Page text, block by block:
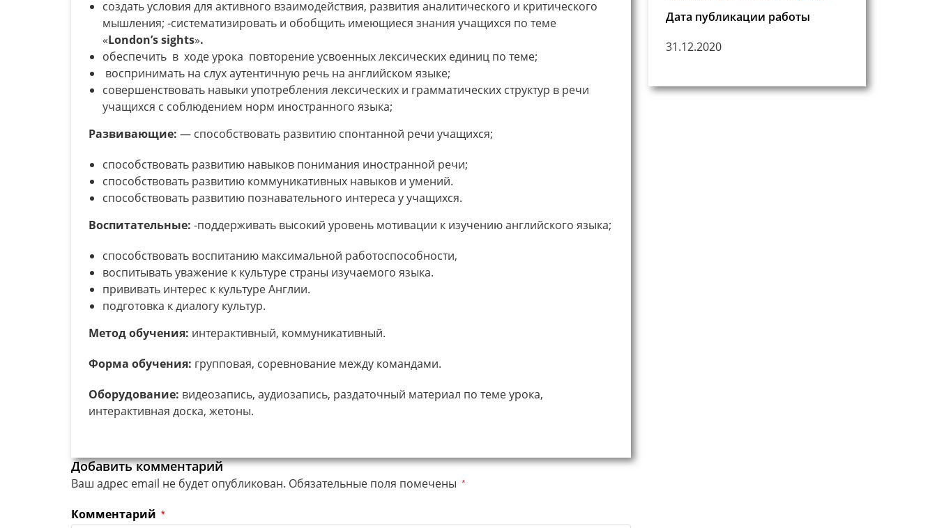
создать условия для активного взаимодействия, развития аналитического и критического
мышления; -систематизировать и обобщить имеющиеся знания учащихся по теме
«London’ssights».
обеспечить в ходе урока повторение усвоенных лексических единиц по теме;
воспринимать на слух аутентичную речь на английском языке;
совершенствовать навыки употребления лексических и грамматических структур в речи
учащихся с соблюдением норм иностранного языка;
Развивающие: — способствовать развитию спонтанной речи учащихся;
способствовать развитию навыков понимания иностранной речи;
способствовать развитию коммуникативных навыков и умений.
способствовать развитию познавательного интереса у учащихся.
Воспитательные: -поддерживать высокий уровень мотивации к изучению английского языка;
способствовать воспитанию максимальной работоспособности,
воспитывать уважение к культуре страны изучаемого языка.
прививать интерес к культуре Англии.
подготовка к диалогу культур.
Метод обучения: интерактивный, коммуникативный.
Форма обучения: групповая, соревнование между командами.
Оборудование: видеозапись, аудиозапись, раздаточный материал по теме урока,
интерактивная доска, жетоны.
Добавить комментарий
Ваш адрес email не будет опубликован. Обязательные поля помечены *
Комментарий *
Дата публикации работы
31.12.2020